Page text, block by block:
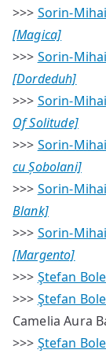
>>> Sorin-
[Magica]
>>> Sorin-
[Dordeduh]
>>> Sorin-
Of Solitude]
>>> Sorin-
cu Șobolani]
>>> Sorin-
Blank]
>>> Sorin-
[Margento]
>>> Ştefan
>>> Ştefan
Camelia Aura
>>> Ştefan